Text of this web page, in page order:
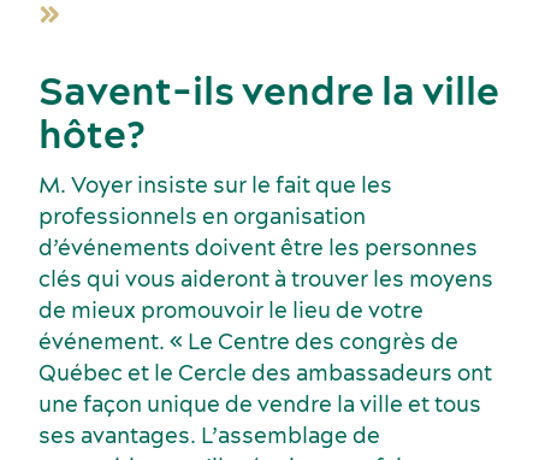
Savent-ils vendre la ville
hôte?
M. Voyer insiste sur le fait que les
professionnels en organisation
d’événements doivent être les personnes
clés qui vous aideront à trouver les moyens
de mieux promouvoir le lieu de votre
événement. « Le Centre des congrès de
Québec et le Cercle des ambassadeurs ont
une façon unique de vendre la ville et tous
ses avantages. L’assemblage de